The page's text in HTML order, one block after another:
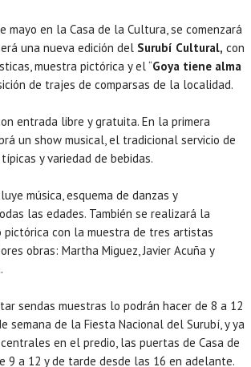
mayo en la Casa de la Cultura, se comenzará
una nueva edición del Surubí Cultural, con
muestra pictórica y el “Goya tiene alma
de trajes de comparsas de la localidad.
entrada libre y gratuita. En la primera
un show musical, el tradicional servicio de
y variedad de bebidas.
música, esquema de danzas y
las edades. También se realizará la
pictórica con la muestra de tres artistas
obras: Martha Miguez, Javier Acuña y
sendas muestras lo podrán hacer de 8 a 12
semana de la Fiesta Nacional del Surubí, y ya
en el predio, las puertas de Casa de
9 a 12 y de tarde desde las 16 en adelante.